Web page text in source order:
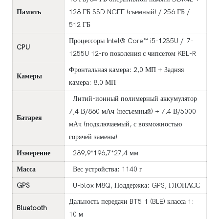
Память
128 ГБ SSD NGFF (съемный) / 256 ГБ /
512 ГБ
CPU
Процессоры Intel® Core™ i5-1235U / i7-
1255U 12-го поколения с чипсетом KBL-R
Камеры
Фронтальная камера: 2,0 МП + Задняя
камера: 8,0 МП
Батарея
Литий-ионный полимерный аккумулятор
7,4 В/860 мАч (несъемный) + 7,4 В/5000
мАч (подключаемый, с возможностью
горячей замены)
Измерение
289,9*196,7*27,4 мм
Масса
Вес устройства: 1140 г
GPS
U-blox M8Q, Поддержка: GPS, ГЛОНАСС
Bluetooth
Дальность передачи BT5.1 (BLE) класса 1:
10 м